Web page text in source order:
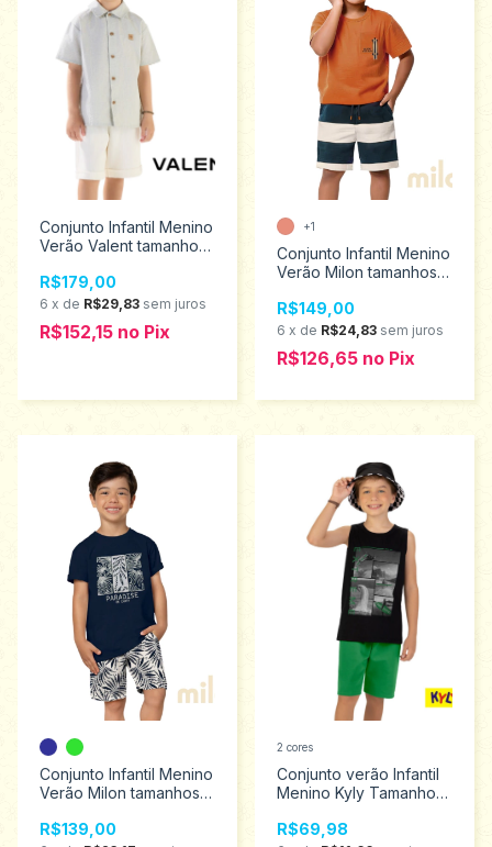
Conjunto Infantil Menino
Verão Valent tamanhos
R$179,00
6 x de R$29,83 sem juros
R$152,15 no Pix
Conjunto Infantil Menino
Verão Milon tamanhos 6
R$149,00
6 x de R$24,83 sem juros
R$126,65 no Pix
+1
Conjunto Infantil Menino
Verão Milon tamanhos 4
R$139,00
Conjunto verão Infantil
Menino Kyly Tamanhos
R$69,98
2 cores